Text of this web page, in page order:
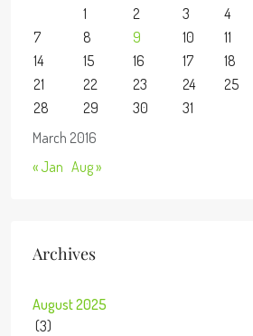
March 2016
1
2 3 4
7
8 9 10 11
14
15 16 17 18
21
22 23 24 25
28
29 30 31
« Jan Aug »
Archives
August 2025
(3)